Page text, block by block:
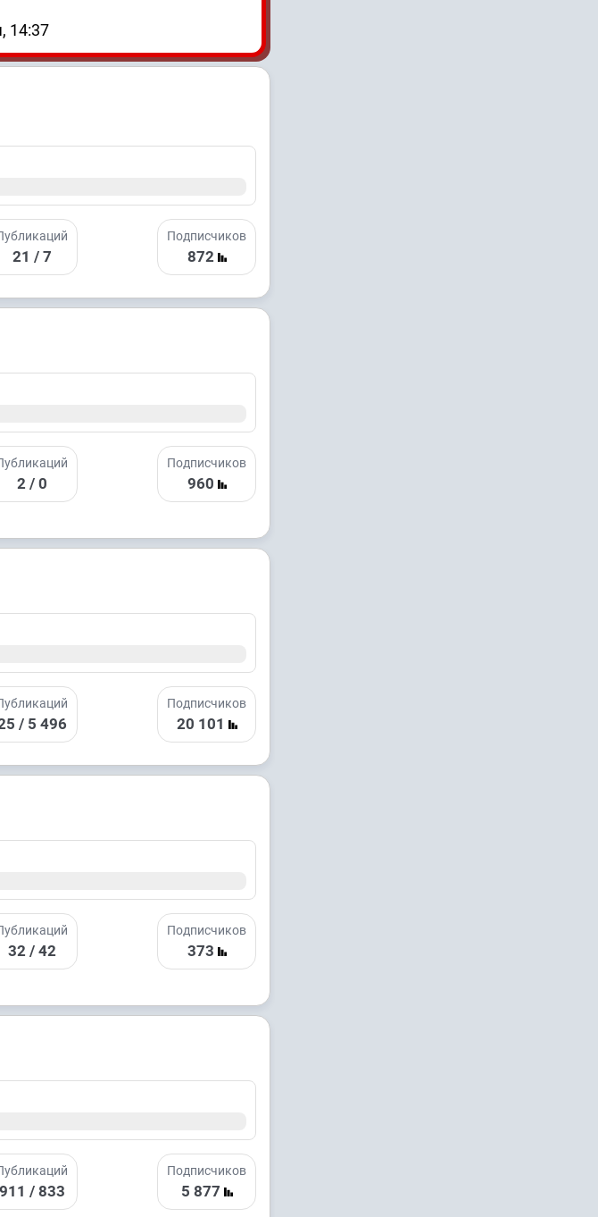
14:37
21 / 7
Подписчиков
872
2 / 0
Подписчиков
960
/ 5 496
Подписчиков
20 101
32 / 42
Подписчиков
373
911 / 833
Подписчиков
5 877